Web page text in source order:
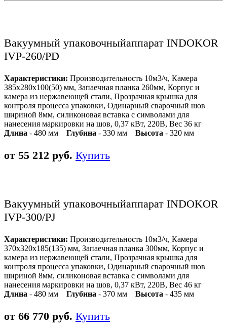
Вакуумный упаковочныйаппарат INDOKOR
IVP-260/PD
Характеристики: Производительность 10м3/ч, Камера
385х280х100(50) мм, Запаечная планка 260мм, Корпус и
камера из нержавеющей стали, Прозрачная крышка для
контроля процесса упаковки, Одинарный сварочный шов
шириной 8мм, силиконовая вставка с символами для
нанесения маркировки на шов, 0,37 кВт, 220В, Вес 36 кг
Длина - 480 мм Глубина - 330 мм Высота - 320 мм
от 55 212 руб. Купить
Вакуумный упаковочныйаппарат INDOKOR
IVP-300/PJ
Характеристики: Производительность 10м3/ч, Камера
370х320х185(135) мм, Запаечная планка 300мм, Корпус и
камера из нержавеющей стали, Прозрачная крышка для
контроля процесса упаковки, Одинарный сварочный шов
шириной 8мм, силиконовая вставка с символами для
нанесения маркировки на шов, 0,37 кВт, 220В, Вес 46 кг
Длина - 480 мм Глубина - 370 мм Высота - 435 мм
от 66 770 руб. Купить